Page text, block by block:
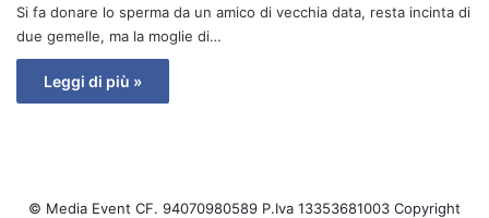
Si fa donare lo sperma da un amico di vecchia data, resta incinta di
due gemelle, ma la moglie di…
Leggi di più »
© Media Event CF. 94070980589 P.Iva 13353681003 Copyright